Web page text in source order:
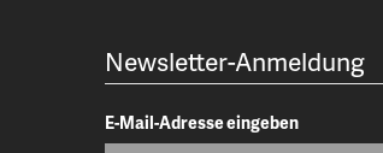
Newsletter-Anmeldung
E-Mail-Adresse eingeben